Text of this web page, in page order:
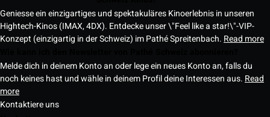
Geniesse ein einzigartiges und spektakuläres Kinoerlebnis in unseren
Hightech-Kinos (IMAX, 4DX). Entdecke unser \"Feel like a star!\"-VIP-
Konzept (einzigartig in der Schweiz) im Pathé Spreitenbach. Read more
Melde dich in deinem Konto an oder lege ein neues Konto an, falls du
noch keines hast und wähle in deinem Profil deine Interessen aus. Read
more
Kontaktiere uns